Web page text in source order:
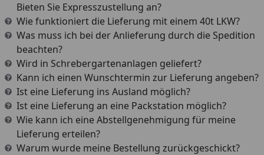
Bieten Sie Expresszustellung an?
Wie funktioniert die Lieferung mit einem 40t LKW?
Was muss ich bei der Anlieferung durch die Spedition
beachten?
Wird in Schrebergartenanlagen geliefert?
Kann ich einen Wunschtermin zur Lieferung angeben?
Ist eine Lieferung ins Ausland möglich?
Ist eine Lieferung an eine Packstation möglich?
Wie kann ich eine Abstellgenehmigung für meine
Lieferung erteilen?
Warum wurde meine Bestellung zurückgeschickt?